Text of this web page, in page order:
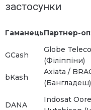
застосунки
ГаманецьПартнер-
GCash
Globe
(Філіппіни)
bKash
Axiata /
(Бангладеш)
DANA
Indosat